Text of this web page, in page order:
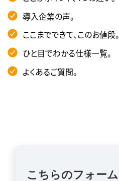
導入企業の声。
ここまでできて、このお値段。
ひと目でわかる仕様一覧。
よくあるご質問。